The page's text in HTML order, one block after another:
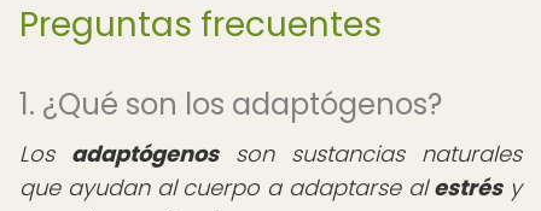
Preguntas frecuentes
1. ¿Qué son los adaptógenos?
Los adaptógenosson sustancias naturales
que ayudan al cuerpo a adaptarse alestrésy